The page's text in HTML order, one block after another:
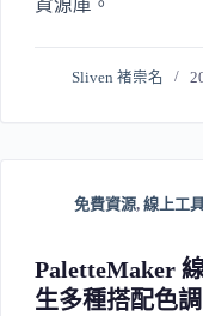
資源庫。
Sliven 褚崇名
免費資源, 線上工
PaletteMaker
生多種搭配色